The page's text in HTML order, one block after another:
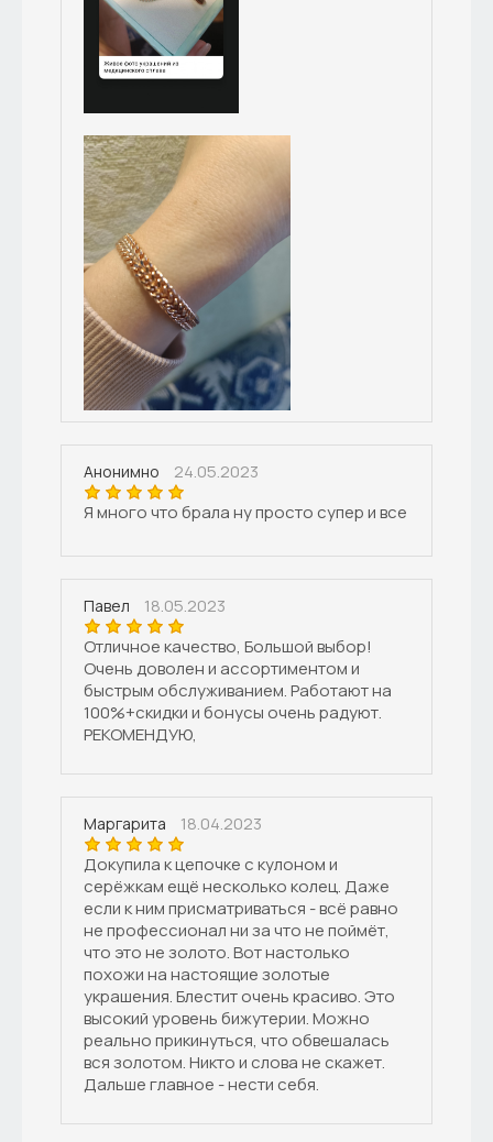
Анонимно
24.05.2023
Я много что брала ну просто супер и все
Павел
18.05.2023
Отличное качество, Большой выбор!
Очень доволен и ассортиментом и
быстрым обслуживанием. Работают на
100%+скидки и бонусы очень радуют.
РЕКОМЕНДУЮ,
Маргарита
18.04.2023
Докупила к цепочке с кулоном и
серёжкам ещё несколько колец. Даже
если к ним присматриваться - всё равно
не профессионал ни за что не поймёт,
что это не золото. Вот настолько
похожи на настоящие золотые
украшения. Блестит очень красиво. Это
высокий уровень бижутерии. Можно
реально прикинуться, что обвешалась
вся золотом. Никто и слова не скажет.
Дальше главное - нести себя.